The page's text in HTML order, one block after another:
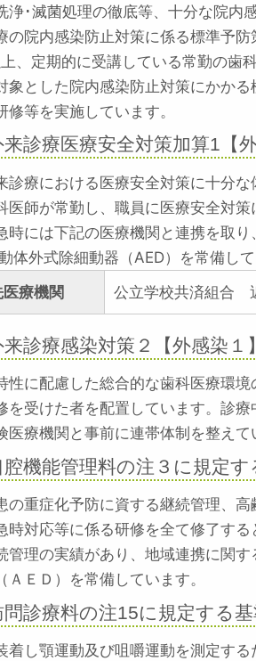
浄･滅菌処理の徹底等、十分な院内
の院内感染防止対策に係る標準予
、定期的に受講している常勤の歯
象とした院内感染防止対策にかか
修等を実施しています。
診療医療安全対策加算1【外
診療における医療安全対策に十分
医師が常勤し、職員に医療安全対
時には下記の医療機関と連携を取
体外式除細動器（AED）を常備して
療機関
公立学校共済組合
診療感染対策２【外感染１】
性に配慮した総合的な歯科医療環
を受けた者を配置しています。診療
医療機関と事前に連帯体制を整えて
機能管理料の注３に規定す
の重症化予防に資する継続管理、
時対応等に係る研修を全て修了す
管理の実績があり、地域連携に関
ＡＥＤ）を常備しています。
診療料の注15に規定する基
着し顎運動及び咀嚼運動を測定す